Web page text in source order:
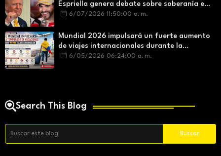
Espriella genera debate sobre soberanía e
influencia internacional
6/07/2026 11:50:00 a. m.
Mundial 2026 impulsará un fuerte aumento
de viajes internacionales durante la
temporada de vacaciones
6/05/2026 06:24:00 a. m.
Search This Blog